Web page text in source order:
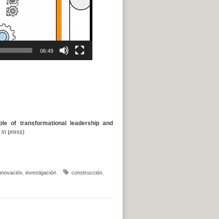
06:49
of transformational leadership and
in press)
, investigación construcción,